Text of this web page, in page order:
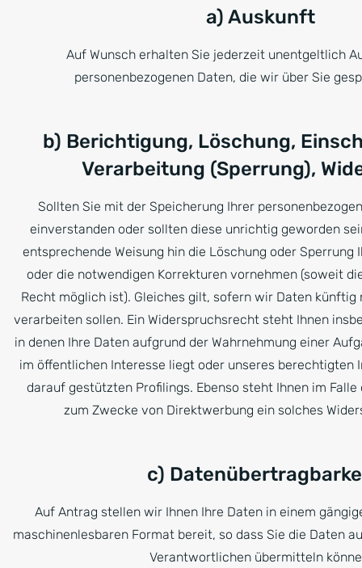
a) Auskunft
Auf Wunsch erhalten Sie jederzeit unentgeltlich
personenbezogenen Daten, die wir über Sie
b) Berichtigung, Löschung,
Verarbeitung (Sperrung),
Sollten Sie mit der Speicherung Ihrer
einverstanden oder sollten diese unrichtig geworden
entsprechende Weisung hin die Löschung oder Sperrung
oder die notwendigen Korrekturen vornehmen (soweit
Recht möglich ist). Gleiches gilt, sofern wir Daten künftig
verarbeiten sollen. Ein Widerspruchsrecht steht Ihnen
in denen Ihre Daten aufgrund der Wahrnehmung einer
im öffentlichen Interesse liegt oder unseres berechtigten
darauf gestützten Profilings. Ebenso steht Ihnen im
zum Zwecke von Direktwerbung ein solches
c)
Auf Antrag stellen wir Ihnen Ihre Daten in einem
maschinenlesbaren Format bereit, so dass Sie die Daten
Verantwortlichen übermitteln